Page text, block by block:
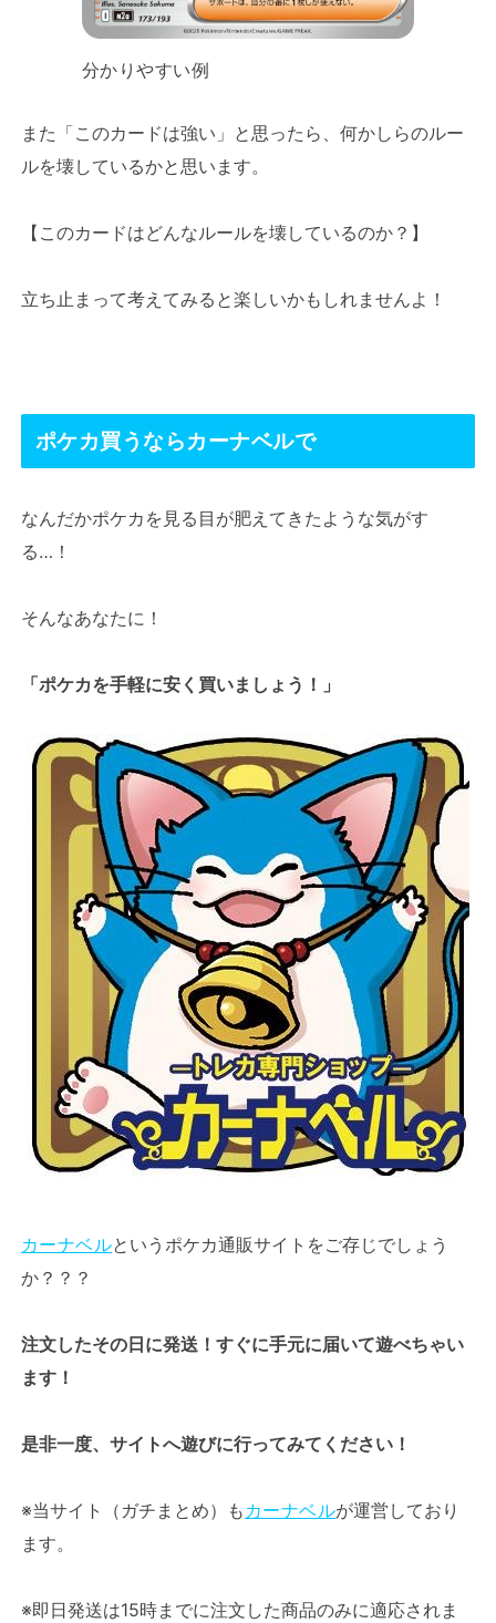
分かりやすい例
また「このカードは強い」と思ったら、何かしらのルー
ルを壊しているかと思います。
【このカードはどんなルールを壊しているのか？】
立ち止まって考えてみると楽しいかもしれませんよ！
ポケカ買うならカーナベルで
なんだかポケカを見る目が肥えてきたような気がす
る…！
そんなあなたに！
「ポケカを手軽に安く買いましょう！」
カーナベルというポケカ通販サイトをご存じでしょう
か？？？
注文したその日に発送！すぐに手元に届いて遊べちゃい
ます！
是非一度、サイトへ遊びに行ってみてください！
※当サイト（ガチまとめ）も カーナベルが運営しており
ます。
※即日発送は15時までに注文した商品のみに適応されま